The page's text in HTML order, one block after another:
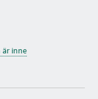
är inne